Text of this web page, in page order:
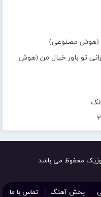
(هوش مصنوعی)
تو باور خیال من (هوش
محفوظ می باشد.
پخش آهنگ تماس با ما